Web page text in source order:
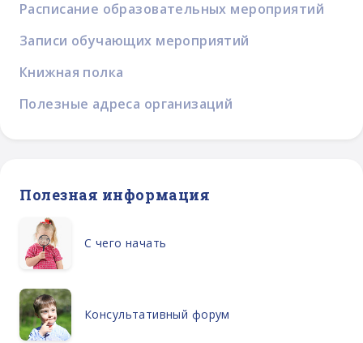
Расписание образовательных мероприятий
Записи обучающих мероприятий
Книжная полка
Полезные адреса организаций
Полезная информация
С чего начать
Консультативный форум